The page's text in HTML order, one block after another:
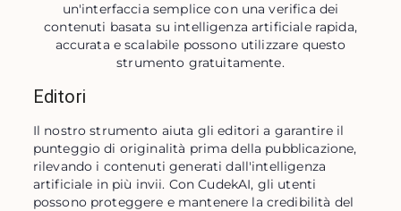
un'interfaccia semplice con una verifica dei
contenuti basata su intelligenza artificiale rapida,
accurata e scalabile possono utilizzare questo
strumento gratuitamente.
Editori
Il nostro strumento aiuta gli editori a garantire il
punteggio di originalità prima della pubblicazione,
rilevando i contenuti generati dall'intelligenza
artificiale in più invii. Con CudekAI, gli utenti
possono proteggere e mantenere la credibilità del